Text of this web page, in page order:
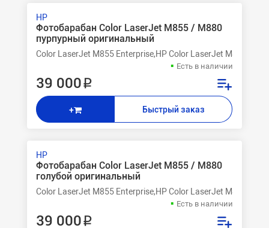
HP
Фотобарабан Color LaserJet M855 / M880
пурпурный оригинальный
Color LaserJet M855 Enterprise,HP Color LaserJet M855dn
Есть в наличии
39 000 ₽
+ Быстрый заказ
HP
Фотобарабан Color LaserJet M855 / M880
голубой оригинальный
Color LaserJet M855 Enterprise,HP Color LaserJet M855dn
Есть в наличии
39 000 ₽